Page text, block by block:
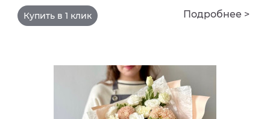
Купить в 1 клик Подробнее >